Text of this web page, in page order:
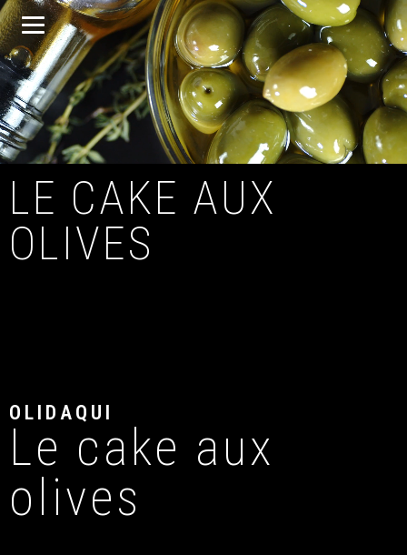
LE CAKE AUX
OLIVES
OLIDAQUI
Le cake aux
olives